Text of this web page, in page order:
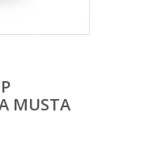
MUSTA